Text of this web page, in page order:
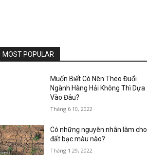
MOST POPULAR
Muốn Biết Có Nên Theo Đuổi
Ngành Hàng Hải Không Thì Dựa
Vào Đâu?
Tháng 6 10, 2022
Có những nguyên nhân làm cho
đất bạc màu nào?
Tháng 1 29, 2022